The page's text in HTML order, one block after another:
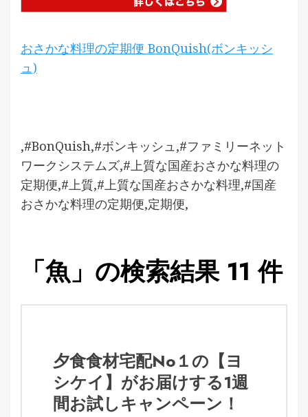
おさかな料理の定期便 BonQuish(ボンキッシ
ュ)
,#BonQuish,#ボンキッシュ,#ファミリーネット
ワークシステムズ,#上質な国産おさかな料理の
定期便,#上質,#上質な国産おさかな料理,#国産
おさかな料理の定期便,定期便,
「魚」の検索結果 11 件
夕食食材宅配No１の【ヨ
シケイ】がお届けする1週
間お試しキャンペーン！